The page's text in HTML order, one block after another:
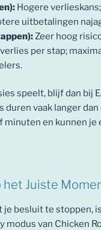
Hogere
uitbetalingen
Zeer hoog
per stap;
speelt, blijf dan bij
duren vaak langer dan
minuten en kunnen je
het Juiste
je besluit te stoppen,
modus van Chicken